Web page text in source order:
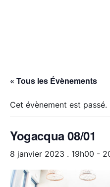
« Tous les Évènements
Cet évènement est passé.
Yogacqua 08/01
8 janvier 2023 . 19h00 -